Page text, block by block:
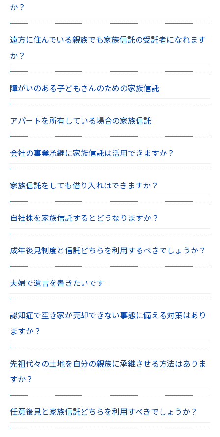
か？
遠方に住んでいる親族でも家族信託の受託者になれます
か？
障がいのある子どもさんのための家族信託
アパートを所有している場合の家族信託
会社の事業承継に家族信託は活用できますか？
家族信託をしても借り入れはできますか？
自社株を家族信託するとどうなりますか？
成年後見制度と信託どちらを利用するべきでしょうか？
夫婦で遺言を書きたいです
認知症で空き家が売却できない事態に備える対策はあり
ますか？
先祖代々の土地を自分の親族に承継させる方法はありま
すか？
任意後見と家族信託どちらを利用すべきでしょうか？